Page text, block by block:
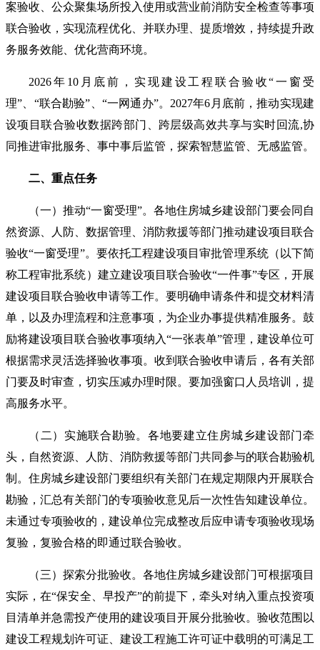
案验收、公众聚集场所投入使用或营业前消防安全检查等事项
联合验收，实现流程优化、并联办理、提质增效，持续提升政
务服务效能、优化营商环境。
2026年10月底前，实现建设工程联合验收“一窗受
理”、“联合勘验”、“一网通办”。2027年6月底前，推动实现建
设项目联合验收数据跨部门、跨层级高效共享与实时回流,协
同推进审批服务、事中事后监管，探索智慧监管、无感监管。
二、重点任务
（一）推动“一窗受理”。各地住房城乡建设部门要会同自
然资源、人防、数据管理、消防救援等部门推动建设项目联合
验收“一窗受理”。要依托工程建设项目审批管理系统（以下简
称工程审批系统）建立建设项目联合验收“一件事”专区，开展
建设项目联合验收申请等工作。要明确申请条件和提交材料清
单，以及办理流程和注意事项，为企业办事提供精准服务。鼓
励将建设项目联合验收事项纳入“一张表单”管理，建设单位可
根据需求灵活选择验收事项。收到联合验收申请后，各有关部
门要及时审查，切实压减办理时限。要加强窗口人员培训，提
高服务水平。
（二）实施联合勘验。各地要建立住房城乡建设部门牵
头，自然资源、人防、消防救援等部门共同参与的联合勘验机
制。住房城乡建设部门要组织有关部门在规定期限内开展联合
勘验，汇总有关部门的专项验收意见后一次性告知建设单位。
未通过专项验收的，建设单位完成整改后应申请专项验收现场
复验，复验合格的即通过联合验收。
（三）探索分批验收。各地住房城乡建设部门可根据项目
实际，在“保安全、早投产”的前提下，牵头对纳入重点投资项
目清单并急需投产使用的建设项目开展分批验收。验收范围以
建设工程规划许可证、建设工程施工许可证中载明的可满足工